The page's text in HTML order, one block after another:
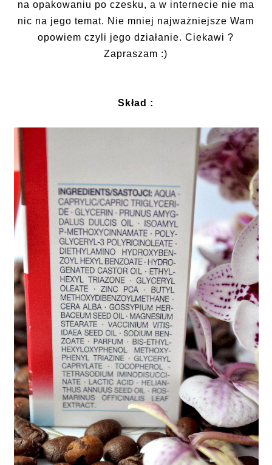
na opakowaniu po czesku, a w internecie nie ma
nic na jego temat. Nie mniej najważniejsze Wam
opowiem czyli jego działanie. Ciekawi ?
Zapraszam :)
Skład :